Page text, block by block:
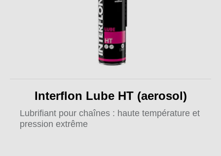
Interflon Lube HT (aerosol)
Lubrifiant pour chaînes : haute température et
pression extrême